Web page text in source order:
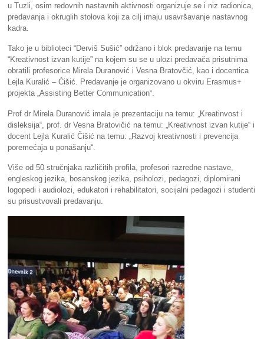
u Tuzli, osim redovnih nastavnih aktivnosti organizuje se i niz radionica,
predavanja i okruglih stolova koji za cilj imaju usavršavanje nastavnog
kadra.
Tako je u biblioteci “Derviš Sušić” održano i blok predavanje na temu
“Kreativnost izvan kutije” na kojem su se u ulozi predavača prisutnima
obratili profesorice Mirela Duranović i Vesna Bratovčić, kao i docentica
Lejla Kuralić – Ćišić. Predavanje je organizovano u okviru Erasmus+
projekta „Assisting Better Communication“.
Prof dr Mirela Duranović imala je prezentaciju na temu: „Kreatinvost i
disleksija“, prof. dr Vesna Bratovičić na temu: „Kreativnost izvan kutije“ i
docent Lejla Kuralić Čišić na temu: „Razvoj kreativnosti i prevencija
poremećaja u ponašanju“.
Više od 50 stručnjaka različitih profila, profesori razredne nastave,
engleskog jezika, bosanskog jezika, psiholozi, pedagozi, diplomirani
logopedi i audiolozi, edukatori i rehabilitatori, socijalni pedagozi i studenti
su prisustvovali predavanju.